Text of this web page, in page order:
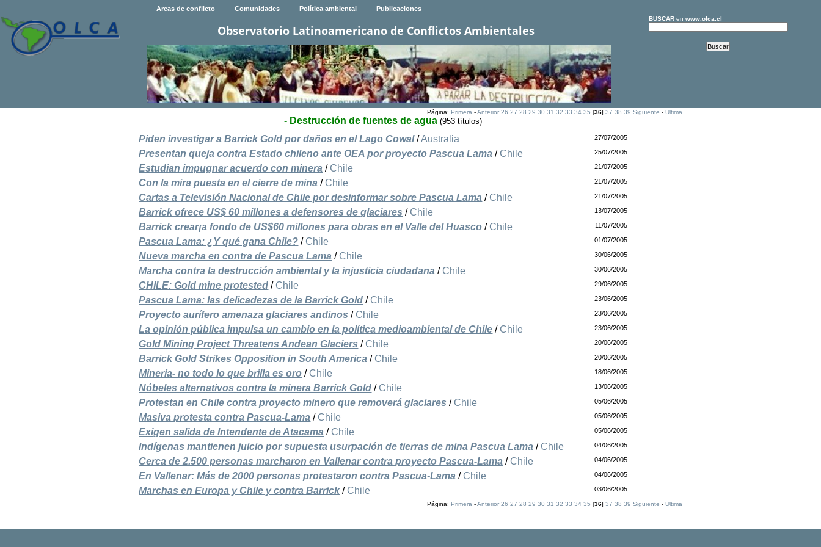
Areas de conflicto Comunidades Política ambiental Publicaciones
Observatorio Latinoamericano de Conflictos Ambientales
BUSCARen www.olca.cl
Página: Primera-Anterior 26 27 28 29 30 31 32 33 34 35 [36] 37 38 39 Siguiente - Ultima
- Destrucción de fuentes de agua (953 títulos)
Piden investigar a Barrick Gold por daños en el Lago Cowal/Australia 27/07/2005
Presentan queja contra Estado chileno ante OEA por proyecto Pascua Lama / Chile 25/07/2005
Estudian impugnar acuerdo con minera / Chile 21/07/2005
Con la mira puesta en el cierre de mina / Chile 21/07/2005
Cartas a Televisión Nacional de Chile por desinformar sobre Pascua Lama / Chile 21/07/2005
Barrick ofrece US$ 60 millones a defensores de glaciares / Chile 13/07/2005
Barrick crear¡a fondo de US$60 millones para obras en el Valle del Huasco / Chile 11/07/2005
Pascua Lama: ¿Y qué gana Chile? / Chile 01/07/2005
Nueva marcha en contra de Pascua Lama / Chile 30/06/2005
Marcha contra la destrucción ambiental y la injusticia ciudadana / Chile 30/06/2005
CHILE: Gold mine protested / Chile 29/06/2005
Pascua Lama: las delicadezas de la Barrick Gold / Chile 23/06/2005
Proyecto aurífero amenaza glaciares andinos / Chile 23/06/2005
La opinión pública impulsa un cambio en la política medioambiental de Chile / Chile 23/06/2005
Gold Mining Project Threatens Andean Glaciers / Chile 20/06/2005
Barrick Gold Strikes Opposition in South America / Chile 20/06/2005
Minería- no todo lo que brilla es oro / Chile 18/06/2005
Nóbeles alternativos contra la minera Barrick Gold / Chile 13/06/2005
Protestan en Chile contra proyecto minero que removerá glaciares / Chile 05/06/2005
Masiva protesta contra Pascua-Lama / Chile 05/06/2005
Exigen salida de Intendente de Atacama / Chile 05/06/2005
Indígenas mantienen juicio por supuesta usurpación de tierras de mina Pascua Lama / Chile 04/06/2005
Cerca de 2.500 personas marcharon en Vallenar contra proyecto Pascua-Lama / Chile 04/06/2005
En Vallenar: Más de 2000 personas protestaron contra Pascua-Lama / Chile 04/06/2005
Marchas en Europa y Chile y contra Barrick / Chile 03/06/2005
Página: Primera-Anterior 26 27 28 29 30 31 32 33 34 35 [36] 37 38 39 Siguiente - Ultima